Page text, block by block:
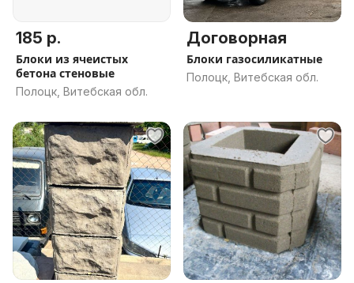
185 р.
Блоки из ячеистых
бетона стеновые
Полоцк, Витебская обл.
Договорная
Блоки газосиликатные
Полоцк, Витебская обл.